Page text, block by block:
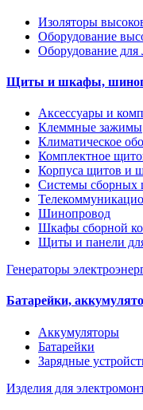
Изоляторы
Оборудование
Оборудование
Щиты и шкафы,
Аксессуары и
Клеммные зажимы
Климатическое
Комплектное
Корпуса щитов и
Системы сборных
Шинопровод
Шкафы сборной
Щиты и панели для
Генераторы
Батарейки,
Аккумуляторы
Батарейки
Зарядные
Изделия для